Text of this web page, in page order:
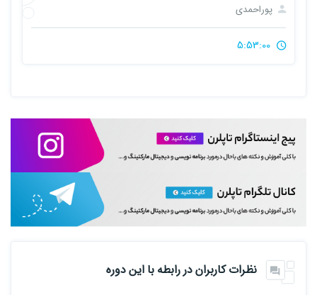
پوراحمدی
نظرات کاربران در رابطه با این دوره